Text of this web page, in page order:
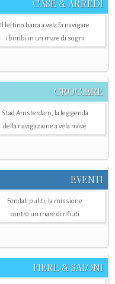
CASE & ARREDI
Il lettino barca a vela fa navigare
i bimbi in un mare di sogni
CROCIERE
Stad Amsterdam, la leggenda
della navigazione a vela rivive
EVENTI
Fondali puliti, la missione
contro un mare di rifiuti
FIERE & SALONI